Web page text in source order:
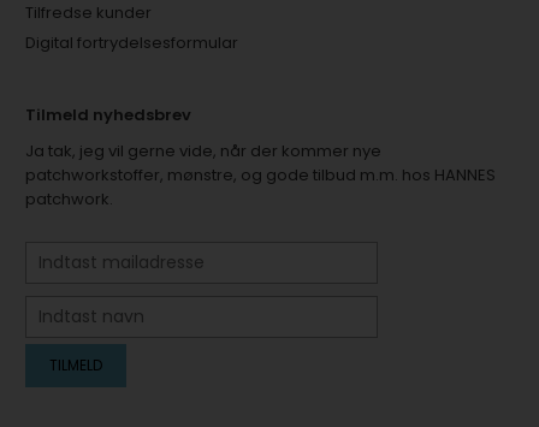
Tilfredse kunder
Digital fortrydelsesformular
Tilmeld nyhedsbrev
Ja tak, jeg vil gerne vide, når der kommer nye
patchworkstoffer, mønstre, og gode tilbud m.m. hos HANNES
patchwork.